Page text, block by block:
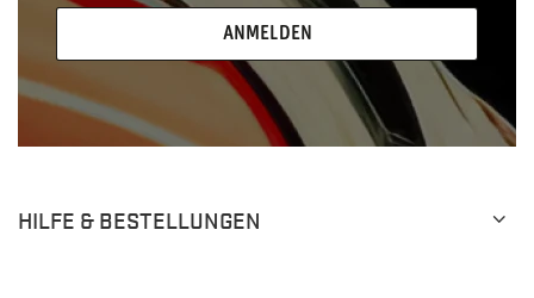
ANMELDEN
HILFE & BESTELLUNGEN